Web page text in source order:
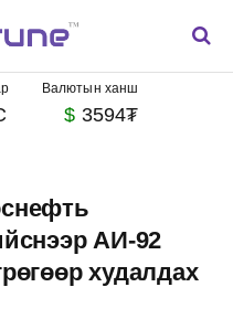
Валютын ханш
$ 3594₮
АИ-92
худалдах